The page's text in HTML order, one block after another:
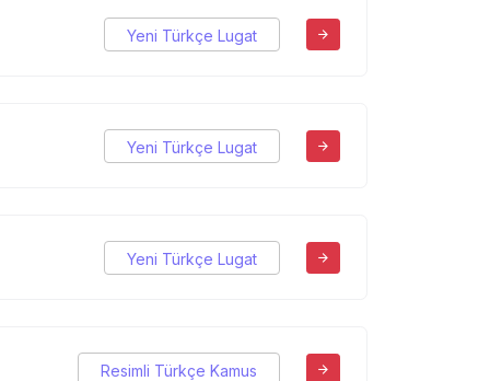
Yeni Türkçe Lugat
Yeni Türkçe Lugat
Yeni Türkçe Lugat
Resimli Türkçe Kamus